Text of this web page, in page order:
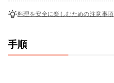
料理を安全に楽しむための注意事項
手順